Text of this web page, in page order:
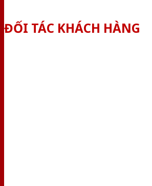
ĐỐI TÁC KHÁCH HÀNG